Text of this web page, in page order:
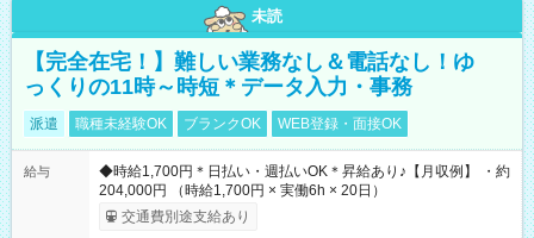
未読
【完全在宅！】難しい業務なし＆電話なし！ゆ
っくりの11時～時短＊データ入力・事務
派遣 職種未経験OK ブランクOK WEB登録・面接OK
給与
◆時給1,700円＊日払い・週払いOK＊昇給あり♪【月収例】 ・約
204,000円 （時給1,700円 × 実働6h × 20日）
交通費別途支給あり